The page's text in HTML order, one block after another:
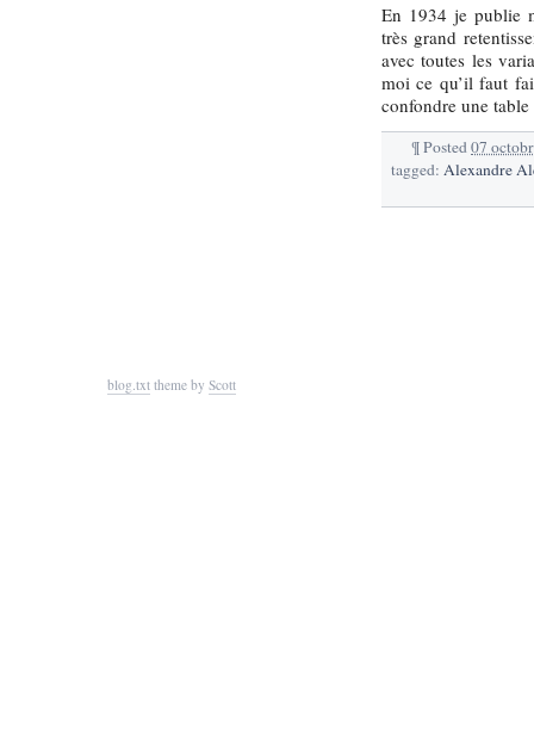
En 1934 je publie
très grand
avec toutes les
moi ce qu’il faut
confondre une
¶Posted07
tagged: Alexandre
blog.txttheme by Scott